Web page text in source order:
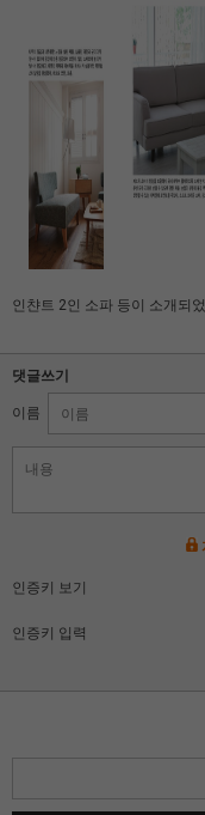
인챤트 2인 소파 등이 소개되
댓글쓰기
이름
인증키 보기
인증키 입력